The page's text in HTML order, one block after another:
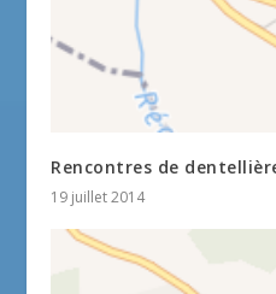
Rencontres de
19 juillet 2014